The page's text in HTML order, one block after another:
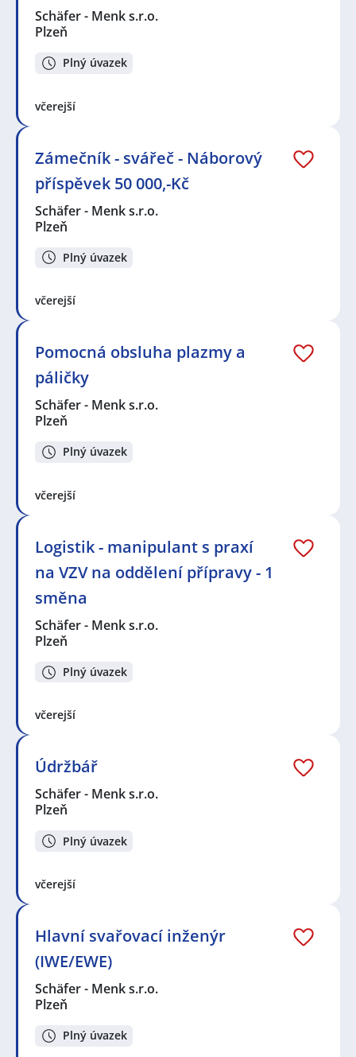
Schäfer - Menk s.r.o.
Plzeň
Plný úvazek
včerejší
Zámečník - svářeč - Náborový
příspěvek 50 000,-Kč
Schäfer - Menk s.r.o.
Plzeň
Plný úvazek
včerejší
Pomocná obsluha plazmy a
páličky
Schäfer - Menk s.r.o.
Plzeň
Plný úvazek
včerejší
Logistik - manipulant s praxí
na VZV na oddělení přípravy - 1
směna
Schäfer - Menk s.r.o.
Plzeň
Plný úvazek
včerejší
Údržbář
Schäfer - Menk s.r.o.
Plzeň
Plný úvazek
včerejší
Hlavní svařovací inženýr
(IWE/EWE)
Schäfer - Menk s.r.o.
Plzeň
Plný úvazek